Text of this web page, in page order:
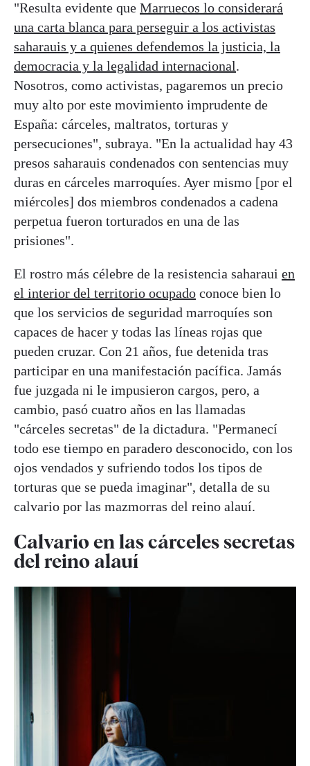
"Resulta evidente que Marruecos lo considerará
una carta blanca para perseguir a los activistas
saharauis y a quienes defendemos la justicia, la
democracia y la legalidad internacional.
Nosotros, como activistas, pagaremos un precio
muy alto por este movimiento imprudente de
España: cárceles, maltratos, torturas y
persecuciones", subraya. "En la actualidad hay 43
presos saharauis condenados con sentencias muy
duras en cárceles marroquíes. Ayer mismo [por el
miércoles] dos miembros condenados a cadena
perpetua fueron torturados en una de las
prisiones".
El rostro más célebre de la resistencia saharaui en
el interior del territorio ocupado conoce bien lo
que los servicios de seguridad marroquíes son
capaces de hacer y todas las líneas rojas que
pueden cruzar. Con 21 años, fue detenida tras
participar en una manifestación pacífica. Jamás
fue juzgada ni le impusieron cargos, pero, a
cambio, pasó cuatro años en las llamadas
"cárceles secretas" de la dictadura. "Permanecí
todo ese tiempo en paradero desconocido, con los
ojos vendados y sufriendo todos los tipos de
torturas que se pueda imaginar", detalla de su
calvario por las mazmorras del reino alauí.
Calvario en las cárceles secretas
del reino alauí